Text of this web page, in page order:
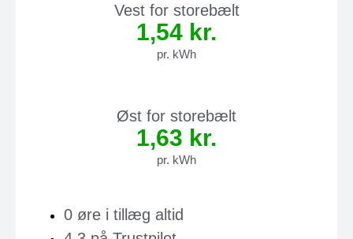
Vest for storebælt
1,54 kr.
pr. kWh
Øst for storebælt
1,63 kr.
pr. kWh
0 øre i tillæg altid